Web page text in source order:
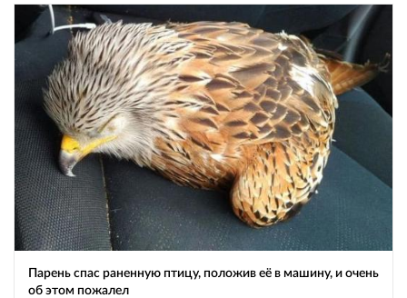
Парень спас раненную птицу, положив её в машину, и очень
об этом пожалел